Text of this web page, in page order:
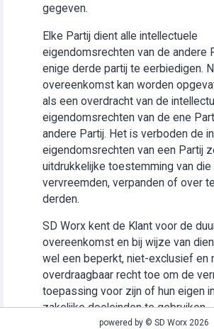
gegeven.
Elke Partij dient alle intellectuele
eigendomsrechten van de andere
enige derde partij te eerbiedigen.
overeenkomst kan worden
als een overdracht van de
eigendomsrechten van de ene
andere Partij. Het is verboden de
eigendomsrechten van een Partij
uitdrukkelijke toestemming van die
vervreemden, verpanden of over
derden.
SD Worx kent de Klant voor de
overeenkomst en bij wijze van
wel een beperkt, niet-exclusief en
overdraagbaar recht toe om de
toepassing voor zijn of hun eigen
zakelijke doeleinden te gebruiken
(“Gebruiksrecht”).powered by © SD Worx 2026